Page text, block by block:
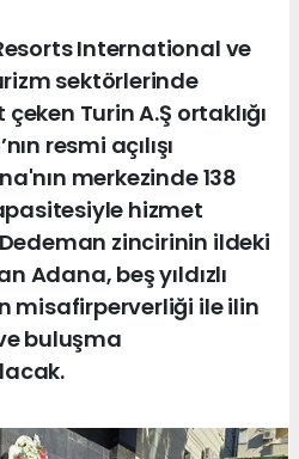
International ve
sektörlerinde
Turin A.Ş ortaklığı
resmi açılışı
merkezinde 138
hizmet
zincirinin ildeki
Adana, beş yıldızlı
misafirperverliği ile ilin
buluşma